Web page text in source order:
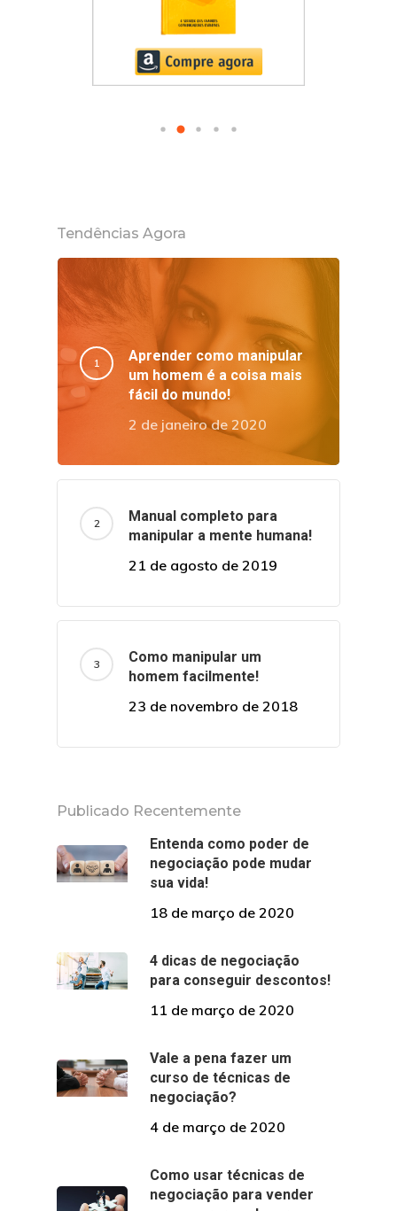
Tendências Agora
Aprender como manipular
um homem é a coisa mais
fácil do mundo!
2 de janeiro de 2020
Manual completo para
manipular a mente humana!
21 de agosto de 2019
Como manipular um
homem facilmente!
23 de novembro de 2018
Publicado Recentemente
Entenda como poder de
negociação pode mudar
sua vida!
18 de março de 2020
4 dicas de negociação
para conseguir descontos!
11 de março de 2020
Vale a pena fazer um
curso de técnicas de
negociação?
4 de março de 2020
Como usar técnicas de
negociação para vender